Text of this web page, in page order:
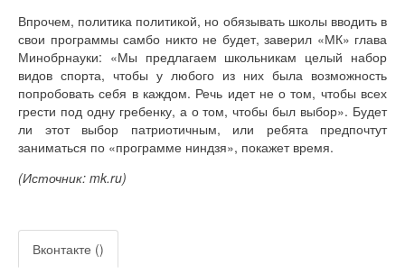
Впрочем, политика политикой, но обязывать школы вводить в
свои программы самбо никто не будет, заверил «МК» глава
Минобрнауки: «Мы предлагаем школьникам целый набор
видов спорта, чтобы у любого из них была возможность
попробовать себя в каждом. Речь идет не о том, чтобы всех
грести под одну гребенку, а о том, чтобы был выбор». Будет
ли этот выбор патриотичным, или ребята предпочтут
заниматься по «программе ниндзя», покажет время.
(Источник: mk.ru)
Вконтакте ()